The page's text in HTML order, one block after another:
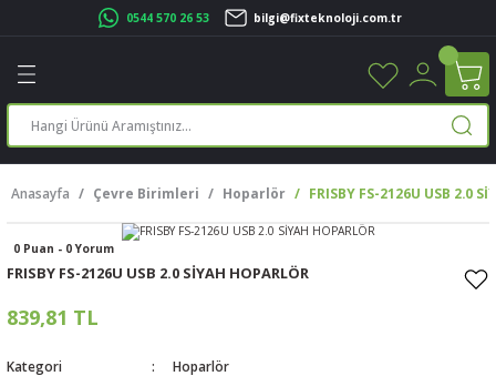
0544 570 26 53 bilgi@fixteknoloji.com.tr
Geri Dön
Geri Dön
Geri Dön
Yazıcı
Geri Dön
Geri Dön
Geri Dön
Geri Dön
Geri Dön
Anasayfa Çevre Birimleri Hoparlör FRISBY FS-2126U USB 2.0
0 Puan - 0 Yorum
FRISBY FS-2126U USB 2.0 SİYAH HOPARLÖR
839,81 TL
Kategori
Hoparlör